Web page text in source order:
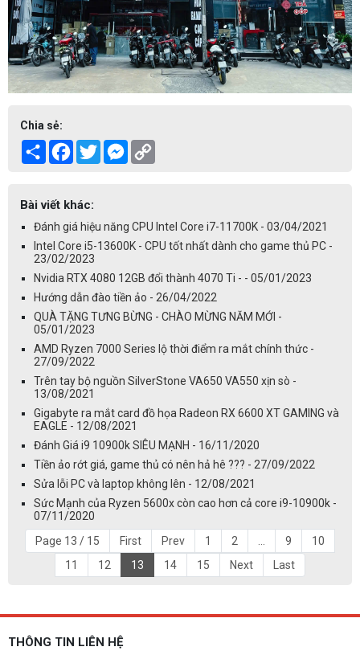
Chia sẻ:
Share Facebook
TwitterMessenger
Bài viết khác:
Đánh giá hiệu năng CPU Intel Core i7-11700K - 03/04/2021
Intel Core i5-13600K - CPU tốt nhất dành cho game thủ PC -
23/02/2023
Nvidia RTX 4080 12GB đổi thành 4070 Ti - - 05/01/2023
Hướng dẫn đào tiền ảo - 26/04/2022
QUÀ TẶNG TƯNG BỪNG - CHÀO MỪNG NĂM MỚI -
05/01/2023
AMD Ryzen 7000 Series lộ thời điểm ra mắt chính thức -
27/09/2022
Trên tay bộ nguồn SilverStone VA650 VA550 xịn sò -
13/08/2021
Gigabyte ra mắt card đồ họa Radeon RX 6600 XT GAMING và
EAGLE - 12/08/2021
Đánh Giá i9 10900k SIÊU MẠNH - 16/11/2020
Tiền ảo rớt giá, game thủ có nên hả hê ??? - 27/09/2022
Sửa lỗi PC và laptop không lên - 12/08/2021
Sức Mạnh của Ryzen 5600x còn cao hơn cả core i9-10900k -
07/11/2020
Page 13 / 15
First Prev 1 2 9
10
11
12 13 14 15 Next Last
THÔNG TIN LIÊN HỆ